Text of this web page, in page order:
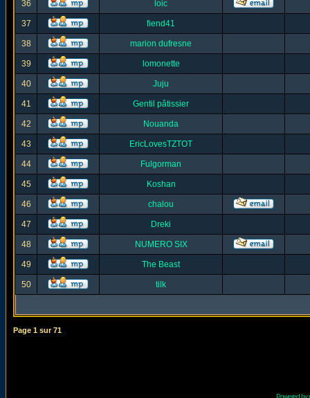
36 loic
37 fiend41
38 marion dufresne
39 lomonette
40 Juju
41 Gentil pâtissier
42 Nouanda
43 EricLovesTZTOT
44 Fulgorman
45 Koshan
46 chalou
47 Dreki
48 NUMERO SIX
49 The Beast
50 tilk
Page 1 sur71
Powered by